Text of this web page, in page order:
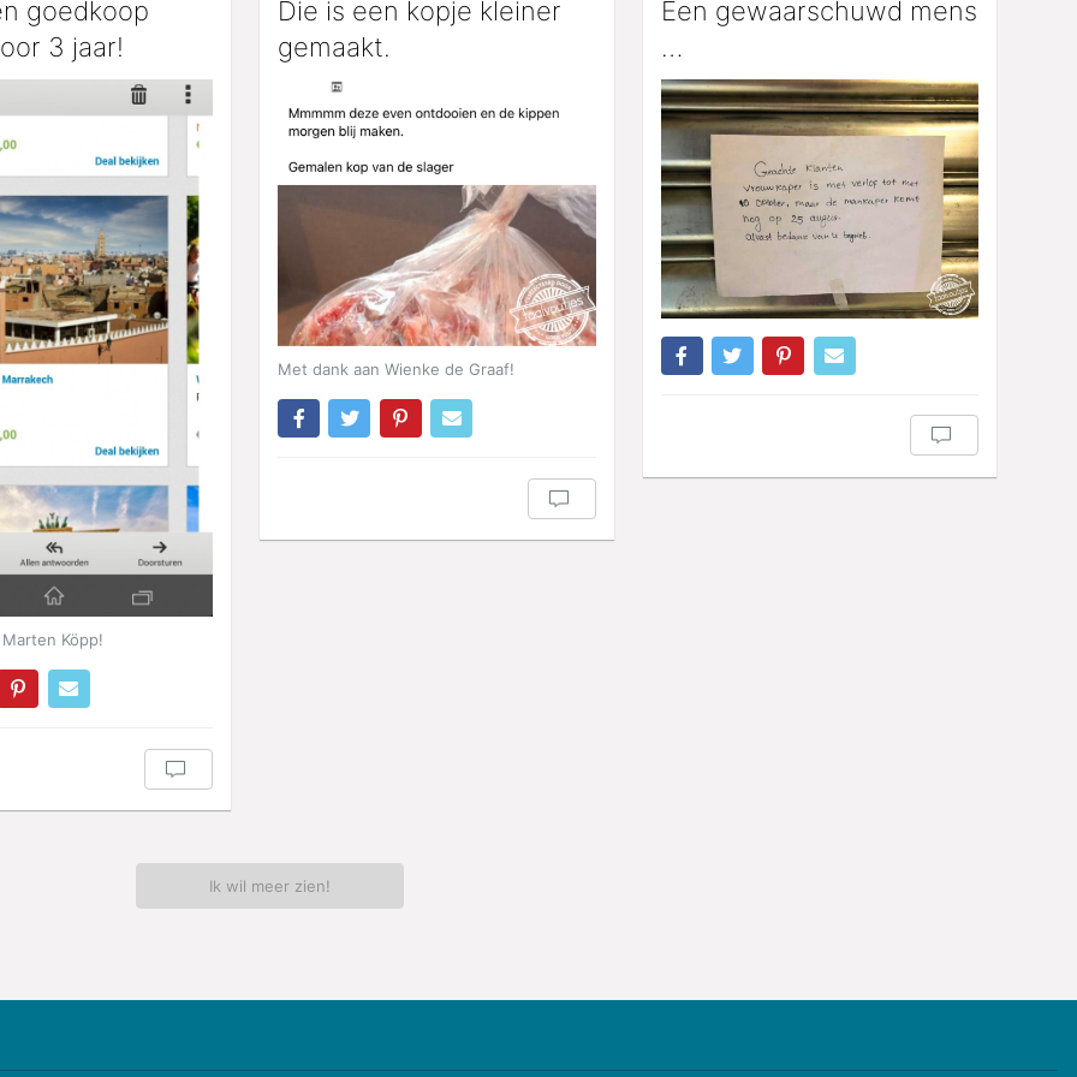
goedkoop
3 jaar!
Köpp!
Die is een kopje kleiner
gemaakt.
Met dank aan Wienke de Graaf!
Een gewaarschuwd mens
…
Ik wil meer zien!